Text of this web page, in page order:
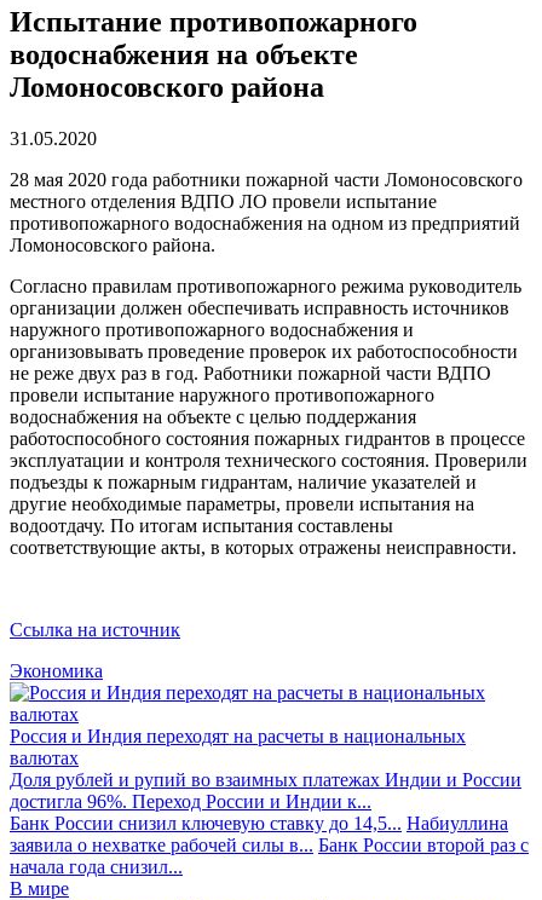
Испытание противопожарного
водоснабжения на объекте
Ломоносовского района
31.05.2020
28 мая 2020 года работники пожарной части Ломоносовского
местного отделения ВДПО ЛО провели испытание
противопожарного водоснабжения на одном из предприятий
Ломоносовского района.
Согласно правилам противопожарного режима руководитель
организации должен обеспечивать исправность источников
наружного противопожарного водоснабжения и
организовывать проведение проверок их работоспособности
не реже двух раз в год. Работники пожарной части ВДПО
провели испытание наружного противопожарного
водоснабжения на объекте с целью поддержания
работоспособного состояния пожарных гидрантов в процессе
эксплуатации и контроля технического состояния. Проверили
подъезды к пожарным гидрантам, наличие указателей и
другие необходимые параметры, провели испытания на
водоотдачу. По итогам испытания составлены
соответствующие акты, в которых отражены неисправности.
Ссылка на источник
Экономика
Россия и Индия переходят на расчеты в национальных
валютах
Доля рублей и рупий во взаимных платежах Индии и России
достигла 96%. Переход России и Индии к...
Банк России снизил ключевую ставку до 14,5... Набиуллина
заявила о нехватке рабочей силы в... Банк России второй раз с
начала года снизил...
В мире